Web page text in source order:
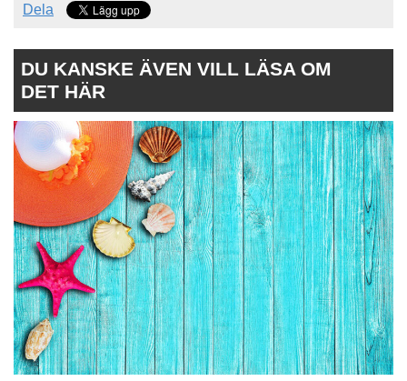
Dela
DU KANSKE ÄVEN VILL LÄSA OM
DET HÄR